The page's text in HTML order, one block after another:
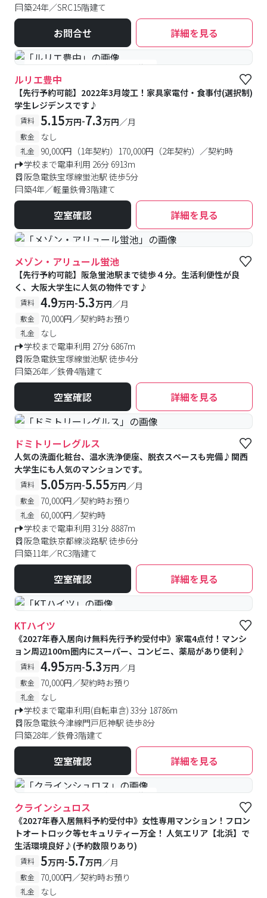
築24年／SRC15階建て
お問合せ 詳細を見る
#食事付き #予約受付中 #空室待ち
ルリエ豊中
【先行予約可能】2022年3月竣工！家具家電付・食事付(選択制)
学生レジデンスです♪
賃料 5.15万円-7.3万円／月
敷金 なし
礼金
90,000円（1年契約）170,000円（2年契約）／契約時
学校まで電車利用 26分 6913m
阪急電鉄宝塚線蛍池駅 徒歩5分
築4年／軽量鉄骨3階建て
空室確認 詳細を見る
#予約受付中 #空室待ち
メゾン・アリュール蛍池
【先行予約可能】阪急蛍池駅まで徒歩４分。生活利便性が良
く、大阪大学生に人気の物件です♪
賃料 4.9万円-5.3万円／月
敷金 70,000円／契約時お預り
礼金
なし
学校まで電車利用 27分 6867m
阪急電鉄宝塚線蛍池駅 徒歩4分
築26年／鉄骨4階建て
空室確認 詳細を見る
#予約受付中 #空室待ち
ドミトリーレグルス
人気の洗面化粧台、温水洗浄便座、脱衣スペースも完備♪関西
大学生にも人気のマンションです。
賃料 5.05万円-5.55万円／月
敷金 70,000円／契約時お預り
礼金
60,000円／契約時
学校まで電車利用 31分 8887m
阪急電鉄京都線淡路駅 徒歩6分
築11年／RC3階建て
空室確認 詳細を見る
#予約受付中 #空室待ち
KTハイツ
《2027年春入居向け無料先行予約受付中》家電4点付！マンシ
ョン周辺100m圏内にスーパー、コンビニ、薬局があり便利♪
賃料 4.95万円-5.3万円／月
敷金 70,000円／契約時お預り
礼金
なし
学校まで電車利用(自転車含) 33分 18786m
阪急電鉄今津線門戸厄神駅 徒歩8分
築28年／鉄骨3階建て
空室確認 詳細を見る
#女性専用 #予約受付中 #空室待ち
クラインシュロス
《2027年春入居無料予約受付中》女性専用マンション！フロン
トオートロック等セキュリティー万全！ 人気エリア【北浜】で
生活環境良好♪(予約数限りあり)
賃料 5万円-5.7万円／月
敷金 70,000円／契約時お預り
礼金
なし